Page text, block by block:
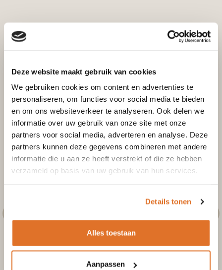
Deze website maakt gebruik van cookies
We gebruiken cookies om content en advertenties te
personaliseren, om functies voor social media te bieden
en om ons websiteverkeer te analyseren. Ook delen we
informatie over uw gebruik van onze site met onze
partners voor social media, adverteren en analyse. Deze
partners kunnen deze gegevens combineren met andere
informatie die u aan ze heeft verstrekt of die ze hebben
verzameld op basis van uw gebruik van hun services.
Details tonen
Alles toestaan
Aanpassen
€252,50
Excl. btw
€208,68
Toevoegen aan winkelwagen